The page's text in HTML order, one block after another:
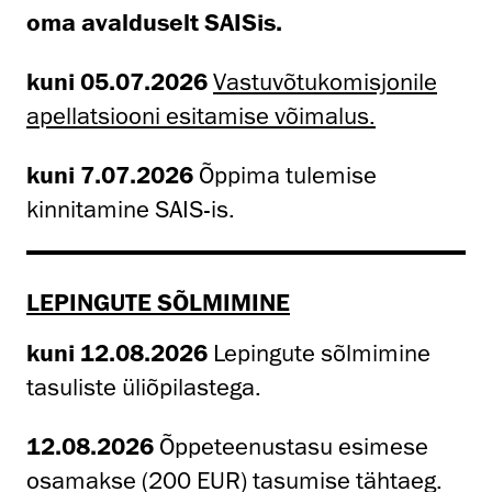
oma avalduselt SAISis.
kuni 05.07.2026 Vastuvõtukomisjonile
apellatsiooni esitamise võimalus.
kuni 7.07.2026 Õppima tulemise
kinnitamine SAIS-is.
LEPINGUTE SÕLMIMINE
kuni 12.08.2026 Lepingute sõlmimine
tasuliste üliõpilastega.
12.08.2026 Õppeteenustasu esimese
osamakse (200 EUR) tasumise tähtaeg.